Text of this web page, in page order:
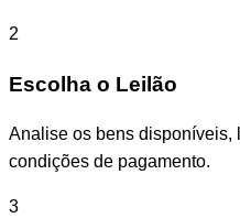
2
Escolha o Leilão
Analise os bens disponíveis,
condições de pagamento.
3